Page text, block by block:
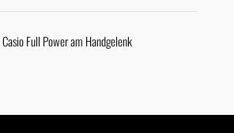
Casio Full Power am Handgelenk